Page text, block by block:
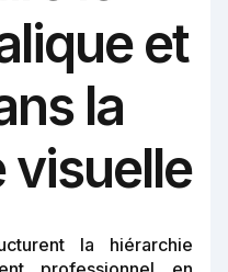
et
la
visuelle
la hiérarchie